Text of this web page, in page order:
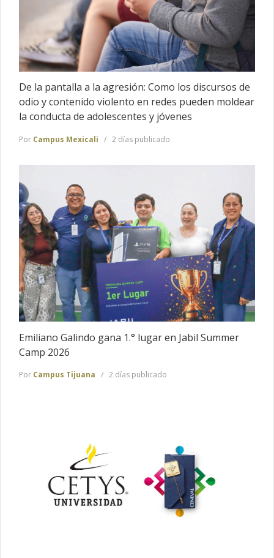
De la pantalla a la agresión: Como los discursos de
odio y contenido violento en redes pueden moldear
la conducta de adolescentes y jóvenes
Por Campus Mexicali 2 días publicado
Emiliano Galindo gana 1.° lugar en Jabil Summer
Camp 2026
Por Campus Tijuana 2 días publicado